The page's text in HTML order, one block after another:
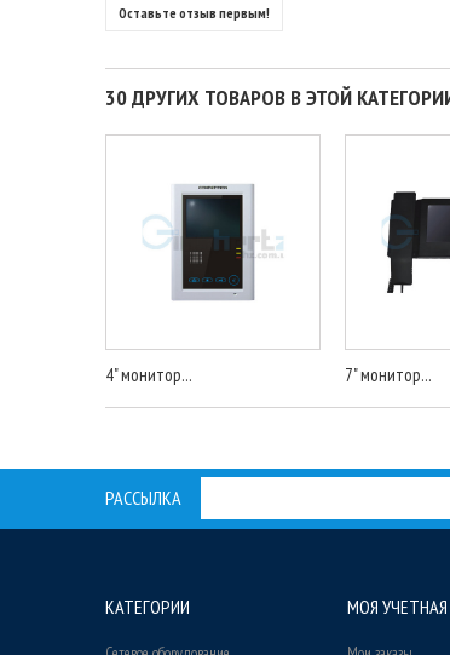
Оставьте отзыв первым!
30 ДРУГИХ ТОВАРОВ В ЭТОЙ
4" монитор... 7" монитор...
РАССЫЛКА
КАТЕГОРИИ МОЯ